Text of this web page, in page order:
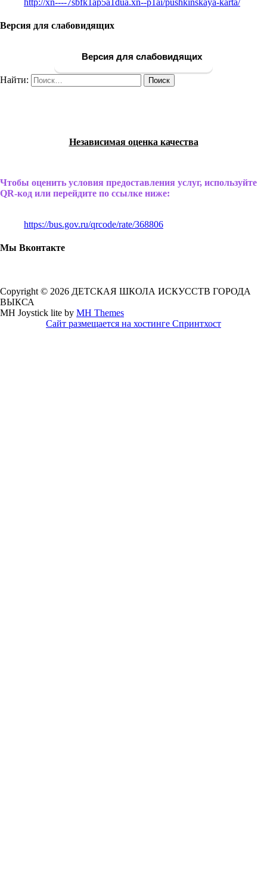
http://xn----7sbfk1ap5a1dua.xn--p1ai/pushkinskaya-karta/
Версия для слабовидящих
Версия для слабовидящих
Найти:
Независимая оценка качества
Чтобы оценить условия предоставления услуг, используйте
QR-код или перейдите по ссылке ниже:
https://bus.gov.ru/qrcode/rate/368806
Мы Вконтакте
Copyright © 2026 ДЕТСКАЯ ШКОЛА ИСКУССТВ ГОРОДА
ВЫКСА
MH Joystick lite by MH Themes
Сайт размещается на хостинге Спринтхост